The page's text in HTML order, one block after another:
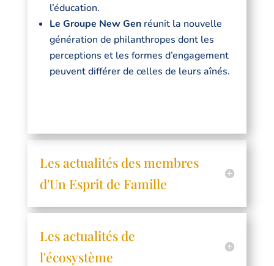
l’éducation.
Le Groupe New Gen réunit la nouvelle
génération de philanthropes dont les
perceptions et les formes d’engagement
peuvent différer de celles de leurs aînés.
Les actualités des membres
d'Un Esprit de Famille
Les actualités de
l'écosystème